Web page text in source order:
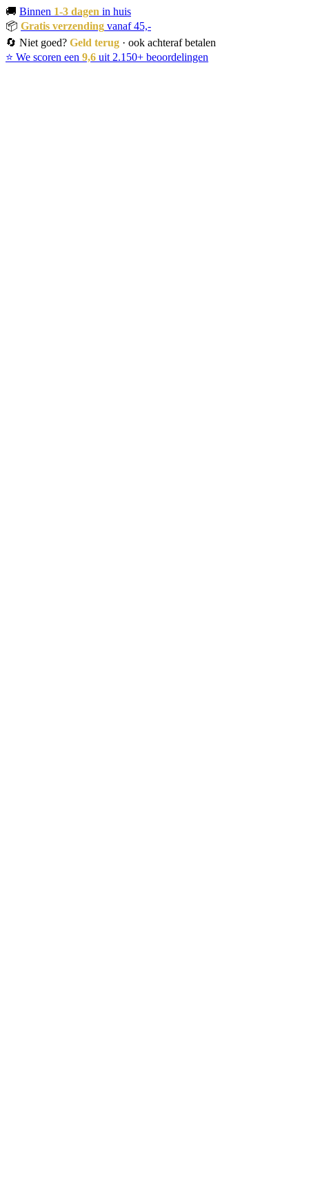
🚚 Binnen 1-3 dagen in huis
📦 Gratis verzending vanaf 45,-
🔄 Niet goed? Geld terug · ook achteraf betalen
⭐ We scoren een 9,6 uit 2.150+ beoordelingen